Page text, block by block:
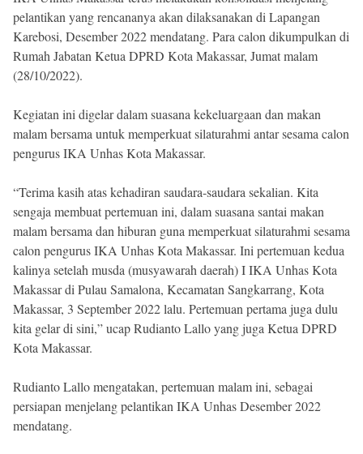
pelantikan yang rencananya akan dilaksanakan di Lapangan
Karebosi, Desember 2022 mendatang. Para calon dikumpulkan di
Rumah Jabatan Ketua DPRD Kota Makassar, Jumat malam
(28/10/2022).
Kegiatan ini digelar dalam suasana kekeluargaan dan makan
malam bersama untuk memperkuat silaturahmi antar sesama calon
pengurus IKA Unhas Kota Makassar.
“Terima kasih atas kehadiran saudara-saudara sekalian. Kita
sengaja membuat pertemuan ini, dalam suasana santai makan
malam bersama dan hiburan guna memperkuat silaturahmi sesama
calon pengurus IKA Unhas Kota Makassar. Ini pertemuan kedua
kalinya setelah musda (musyawarah daerah) I IKA Unhas Kota
Makassar di Pulau Samalona, Kecamatan Sangkarrang, Kota
Makassar, 3 September 2022 lalu. Pertemuan pertama juga dulu
kita gelar di sini,” ucap Rudianto Lallo yang juga Ketua DPRD
Kota Makassar.
Rudianto Lallo mengatakan, pertemuan malam ini, sebagai
persiapan menjelang pelantikan IKA Unhas Desember 2022
mendatang.